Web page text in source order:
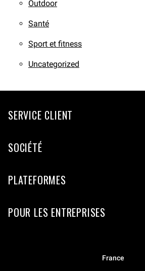
Outdoor
Santé
Sport et fitness
Uncategorized
SERVICE CLIENT
SOCIÉTÉ
PLATEFORMES
POUR LES ENTREPRISES
France